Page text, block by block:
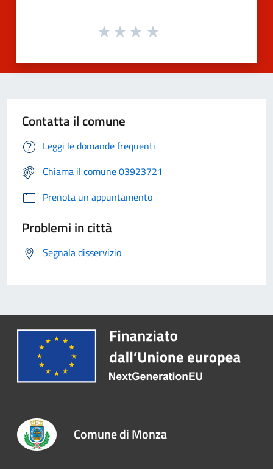
Contatta il comune
Leggi le domande frequenti
Chiama il comune 03923721
Prenota un appuntamento
Problemi in città
Segnala disservizio
Comune di Monza